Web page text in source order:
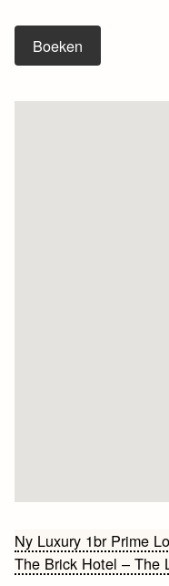
Boeken
Bericht
navigatie
Ny Luxury 1br Prime
The Brick Hotel – The